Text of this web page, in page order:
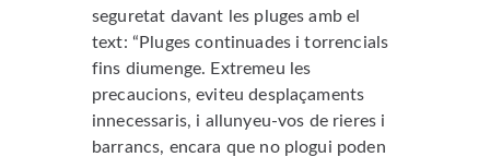
seguretat davant les pluges amb el
text: “Pluges continuades i torrencials
fins diumenge. Extremeu les
precaucions, eviteu desplaçaments
innecessaris, i allunyeu-vos de rieres i
barrancs, encara que no plogui poden